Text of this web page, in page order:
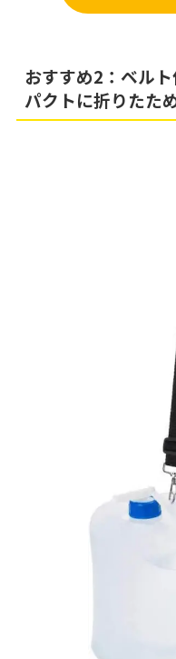
おすすめ2：ベル
パクトに折りたた